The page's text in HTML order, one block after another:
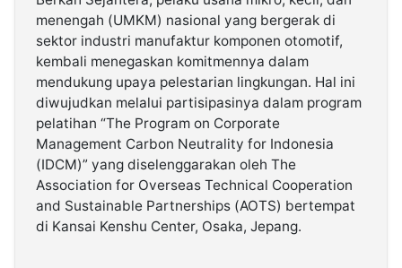
Kabarbaru
Holding
menengah (UMKM) nasional yang bergerak di
sektor industri manufaktur komponen otomotif,
kembali menegaskan komitmennya dalam
mendukung upaya pelestarian lingkungan. Hal ini
diwujudkan melalui partisipasinya dalam program
pelatihan “The Program on Corporate
Management Carbon Neutrality for Indonesia
(IDCM)” yang diselenggarakan oleh The
Association for Overseas Technical Cooperation
and Sustainable Partnerships (AOTS) bertempat
di Kansai Kenshu Center, Osaka, Jepang.